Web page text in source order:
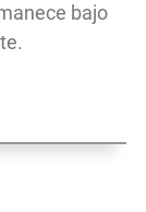
bajo